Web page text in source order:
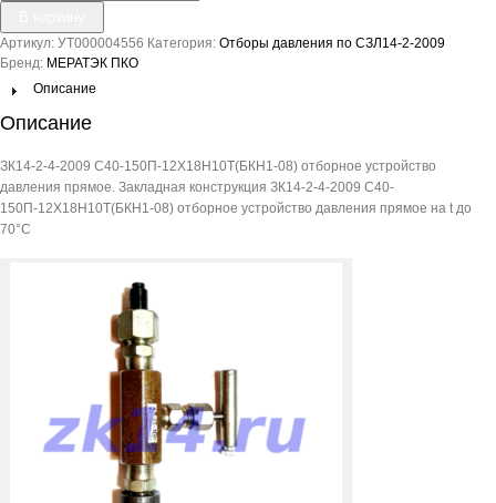
товара
ЗК14-
2-
4-
2009
150П-12Х18Н10Т(БКН1-
отборное
устройство
давления
прямое
Артикул: УТ000004556 Категория: Отборы давления по СЗЛ14-2-2009
Бренд: МЕРАТЭК ПКО
Описание
Описание
ЗК14-2-4-2009 С40-150П-12Х18Н10Т(БКН1-08) отборное устройство
давления прямое. Закладная конструкция ЗК14-2-4-2009 С40-
150П-12Х18Н10Т(БКН1-08) отборное устройство давления прямое на t до
70°С